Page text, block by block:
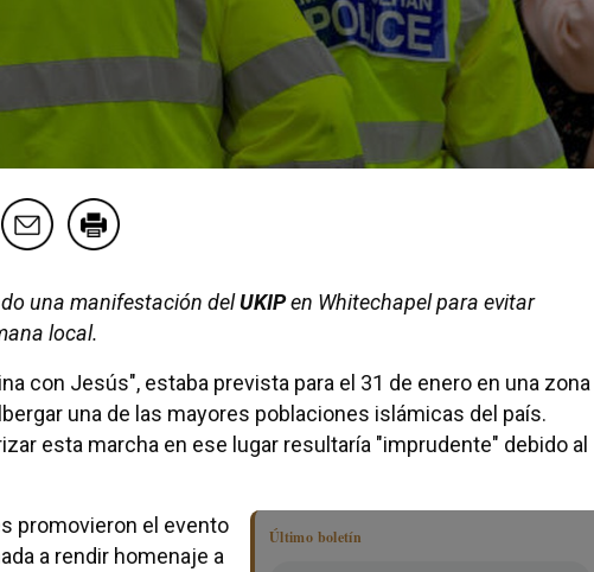
una manifestación delUKIPen Whitechapel para evitar
local.
con Jesús", estaba prevista para el 31 de enero en una zona
una de las mayores poblaciones islámicas del país.
esta marcha en ese lugar resultaría "imprudente" debido al
Último boletín
promovieron el evento
a rendir homenaje a